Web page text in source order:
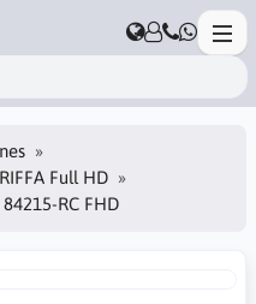
Full HD
RC FHD